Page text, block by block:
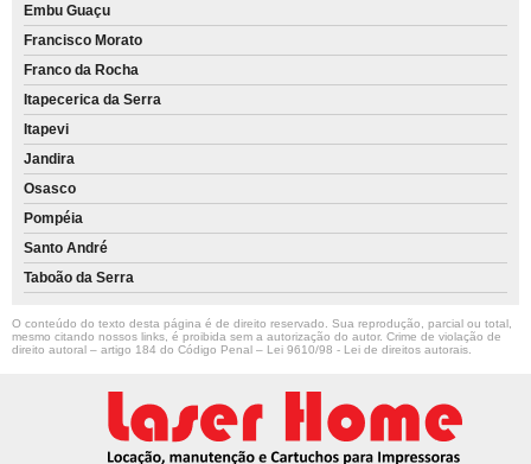
Embu Guaçu
Francisco Morato
Franco da Rocha
Itapecerica da Serra
Itapevi
Jandira
Osasco
Pompéia
Santo André
Taboão da Serra
O conteúdo do texto desta página é de direito reservado. Sua reprodução, parcial ou total,
mesmo citando nossos links, é proibida sem a autorização do autor. Crime de violação de
direito autoral – artigo 184 do Código Penal – Lei 9610/98 - Lei de direitos autorais